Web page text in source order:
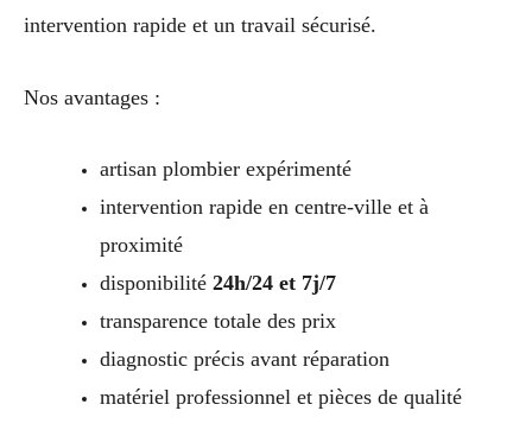
intervention rapide et un travail sécurisé.
Nos avantages :
artisan plombier expérimenté
intervention rapide en centre-ville et à
proximité
disponibilité 24h/24 et 7j/7
transparence totale des prix
diagnostic précis avant réparation
matériel professionnel et pièces de qualité